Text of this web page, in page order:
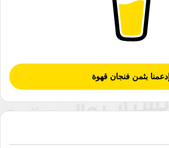
إدعمنا بثمن فنجان قهوة